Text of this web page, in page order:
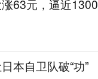
63元，逼近1300
本自卫队破“功”